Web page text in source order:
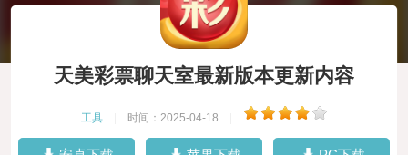
天美彩票聊天室最新版本更新内容
工具 时间：2025-04-18